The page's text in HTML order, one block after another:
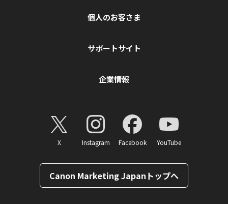
個人のお客さま
サポートサイト
企業情報
X Instagram Facebook YouTube
Canon Marketing Japanトップへ